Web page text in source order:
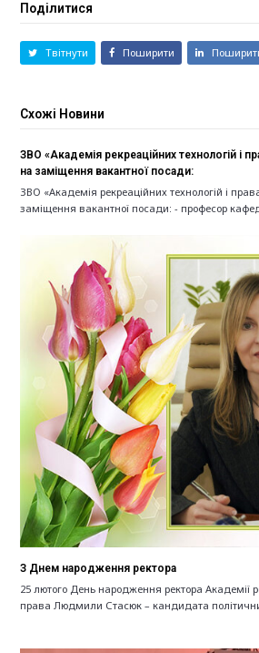
Поділитися
Твітнути Поширити
Схожі Новини
ЗВО «Академія рекреаційних технологій і
на заміщення вакантної посади:
ЗВО «Академія рекреаційних технологій і
заміщення вакантної посади: - професор
З Днем народження ректора
25 лютого День народження ректора Академії
права Людмили Стасюк – кандидата